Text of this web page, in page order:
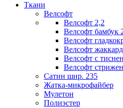
Ткани
Велсофт
Велсофт 2,2
Велсофт бамбук
Велсофт
Велсофт
Велсофт с
Велсофт
Сатин шир. 235
Жатка-микрофайбер
Мулетон
Полиэстер